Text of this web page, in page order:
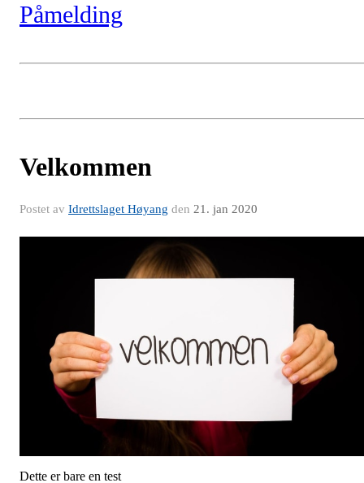
Påmelding
Velkommen
Postet av Idrettslaget Høyang den 21. jan 2020
Dette er bare en test